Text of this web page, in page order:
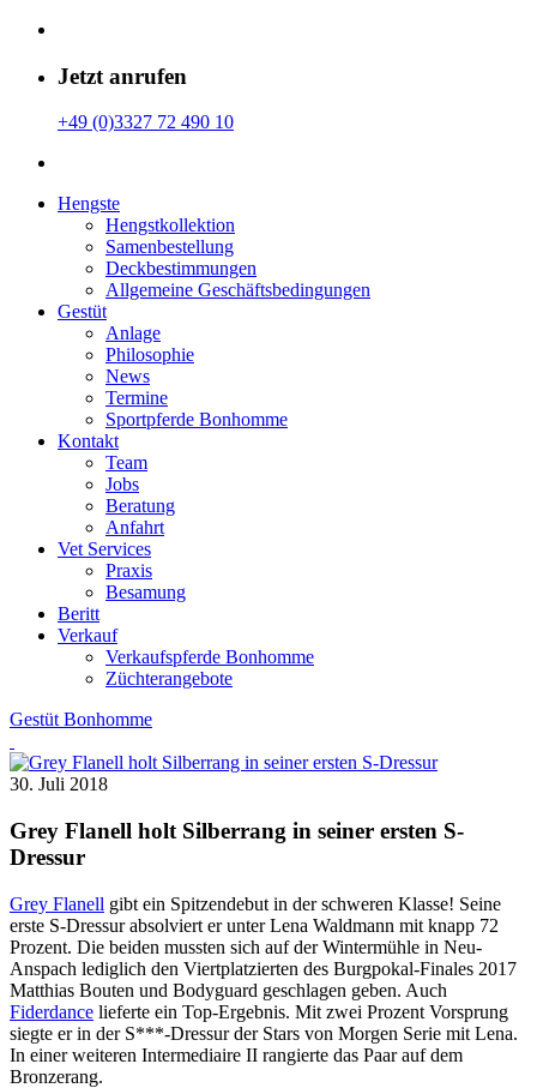
Jetzt anrufen
+49 (0)3327 72 490 10
Hengste
Hengstkollektion
Samenbestellung
Deckbestimmungen
Allgemeine Geschäfts­bedingungen
Gestüt
Anlage
Philosophie
News
Termine
Sportpferde Bonhomme
Kontakt
Team
Jobs
Beratung
Anfahrt
Vet Services
Praxis
Besamung
Beritt
Verkauf
Verkaufspferde Bonhomme
Züchterangebote
Gestüt Bonhomme
30. Juli 2018
Grey Flanell holt Silberrang in seiner ersten S-
Dressur
Grey Flanell gibt ein Spitzendebut in der schweren Klasse! Seine
erste S-Dressur absolviert er unter Lena Waldmann mit knapp 72
Prozent. Die beiden mussten sich auf der Wintermühle in Neu-
Anspach lediglich den Viertplatzierten des Burgpokal-Finales 2017
Matthias Bouten und Bodyguard geschlagen geben. Auch
Fiderdance lieferte ein Top-Ergebnis. Mit zwei Prozent Vorsprung
siegte er in der S***-Dressur der Stars von Morgen Serie mit Lena.
In einer weiteren Intermediaire II rangierte das Paar auf dem
Bronzerang.